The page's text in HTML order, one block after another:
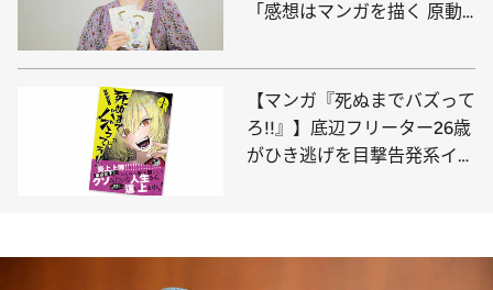
「感想はマンガを描く 原動
ます」
【マンガ『死ぬまでバズって
ろ!!』】底辺フリーター26歳
がひき逃げを目撃告発系イン